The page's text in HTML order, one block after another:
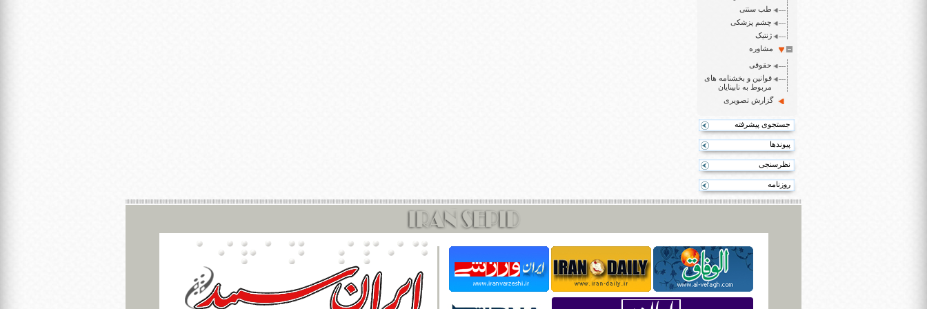
طب سنتی
چشم پزشکی
ژنتیک
مشاوره
حقوقی
قوانین و بخشنامه های
مربوط به نابینایان
گزارش تصویری
جستجوی پیشرفته
پیوندها
نظرسنجی
روزنامه